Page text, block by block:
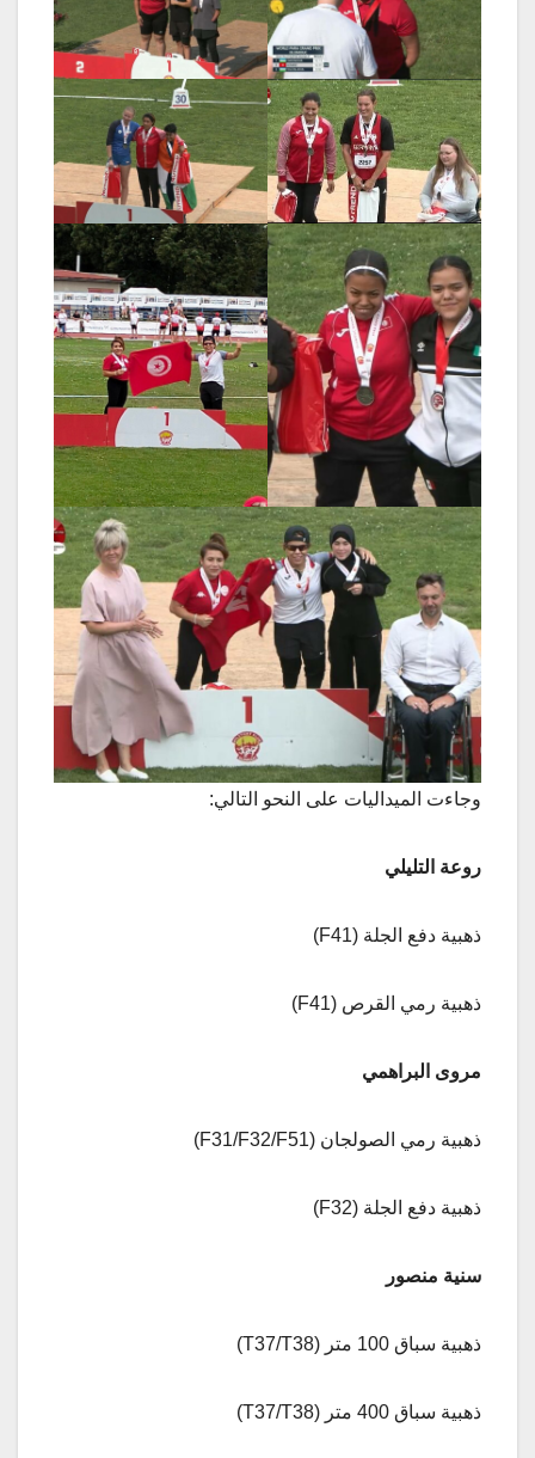
وجاءت الميداليات على النحو التالي:
روعة التليلي
ذهبية دفع الجلة (F41)
ذهبية رمي القرص (F41)
مروى البراهمي
ذهبية رمي الصولجان (F31/F32/F51)
ذهبية دفع الجلة (F32)
سنية منصور
ذهبية سباق 100 متر (T37/T38)
ذهبية سباق 400 متر (T37/T38)